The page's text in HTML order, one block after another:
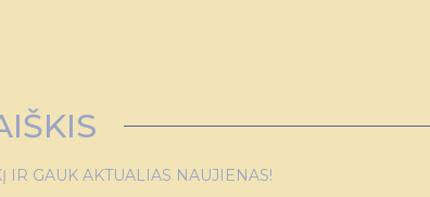
GAUK AKTUALIAS NAUJIENAS!